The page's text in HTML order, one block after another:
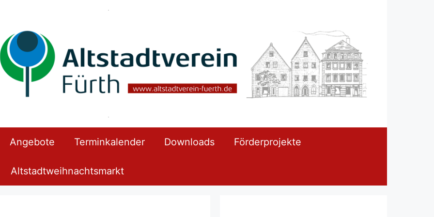
An­ge­bo­te Ter­min­ka­len­der Down­loads För­der­pro­jek­te
Alt­stadt­weih­nachts­markt